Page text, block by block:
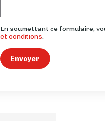
En soumettant ce formulaire,
et conditions.
Envoyer